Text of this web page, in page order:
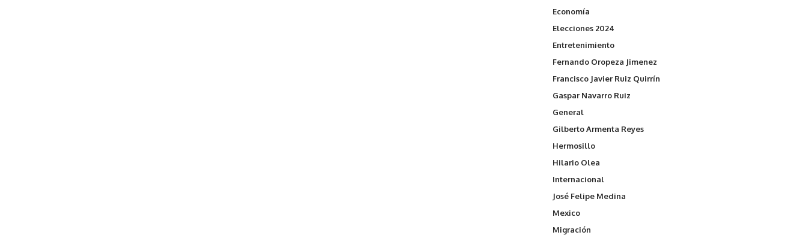
Economía
Elecciones 2024
Entretenimiento
Fernando Oropeza Jimenez
Francisco Javier Ruiz Quirrín
Gaspar Navarro Ruiz
General
Gilberto Armenta Reyes
Hermosillo
Hilario Olea
Internacional
José Felipe Medina
Mexico
Migración